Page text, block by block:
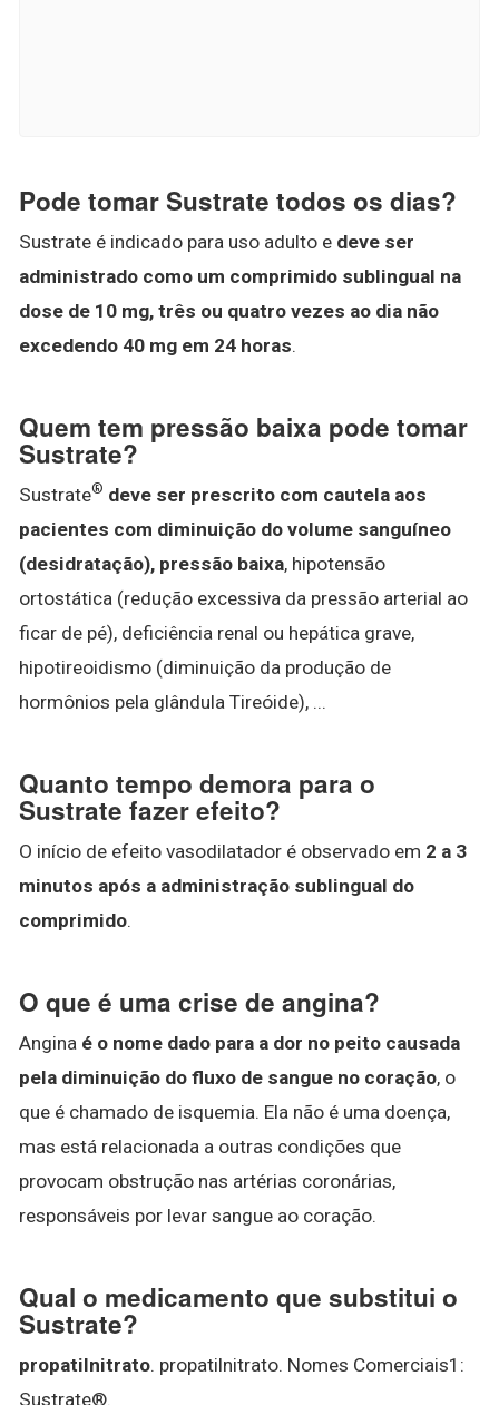
Pode tomar Sustrate todos os dias?
Sustrate é indicado para uso adulto e deve ser
administrado como um comprimido sublingual na
dose de 10 mg, três ou quatro vezes ao dia não
excedendo 40 mg em 24 horas.
Quem tem pressão baixa pode tomar
Sustrate?
Sustrate® deve ser prescrito com cautela aos
pacientes com diminuição do volume sanguíneo
(desidratação), pressão baixa, hipotensão
ortostática (redução excessiva da pressão arterial ao
ficar de pé), deficiência renal ou hepática grave,
hipotireoidismo (diminuição da produção de
hormônios pela glândula Tireóide), ...
Quanto tempo demora para o
Sustrate fazer efeito?
O início de efeito vasodilatador é observado em 2 a 3
minutos após a administração sublingual do
comprimido.
O que é uma crise de angina?
Angina é o nome dado para a dor no peito causada
pela diminuição do fluxo de sangue no coração, o
que é chamado de isquemia. Ela não é uma doença,
mas está relacionada a outras condições que
provocam obstrução nas artérias coronárias,
responsáveis por levar sangue ao coração.
Qual o medicamento que substitui o
Sustrate?
propatilnitrato. propatilnitrato. Nomes Comerciais1:
Sustrate®.